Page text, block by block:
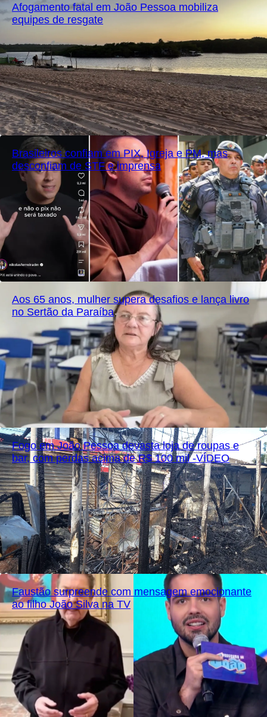
Afogamento fatal em João Pessoa mobiliza
equipes de resgate
Brasileiros confiam em PIX, Igreja e PM, mas
desconfiam de STF e imprensa
Aos 65 anos, mulher supera desafios e lança livro
no Sertão da Paraíba
Fogo em João Pessoa devasta loja de roupas e
bar, com perdas acima de R$ 100 mil -VÍDEO
Faustão surpreende com mensagem emocionante
ao filho João Silva na TV